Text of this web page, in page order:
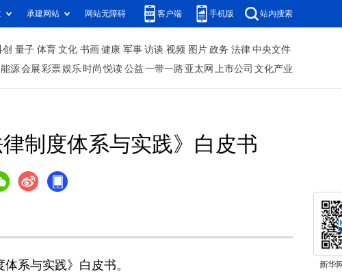
承建网站 网站无障碍 客户端 手机版 站内搜索
创 量子 体育 文化 书画 健康 军事 访谈 视频 图片 政务 法律 中央文件
能源 会展 彩票娱乐 时尚 悦读 公益 一带一路 亚太网 上市公司 文化产业
制度体系与实践》白皮书
系与实践》白皮书。